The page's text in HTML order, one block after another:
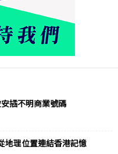
插不明商業號碼
地理位置連結香港記憶